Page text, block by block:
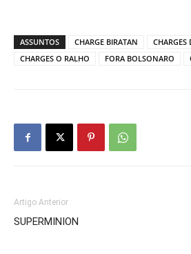
ASSUNTOS CHARGE BIRATAN
CHARGES
CHARGES O RALHO
FORA BOLSONARO
Artigo Anterior
SUPERMINION